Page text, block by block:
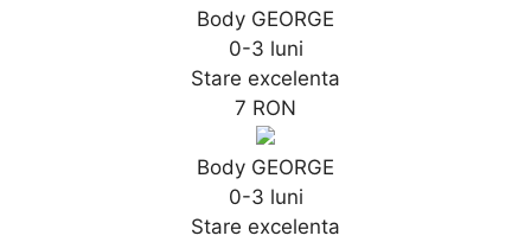
Body GEORGE
0-3 luni
Stare excelenta
7 RON
Body GEORGE
0-3 luni
Stare excelenta